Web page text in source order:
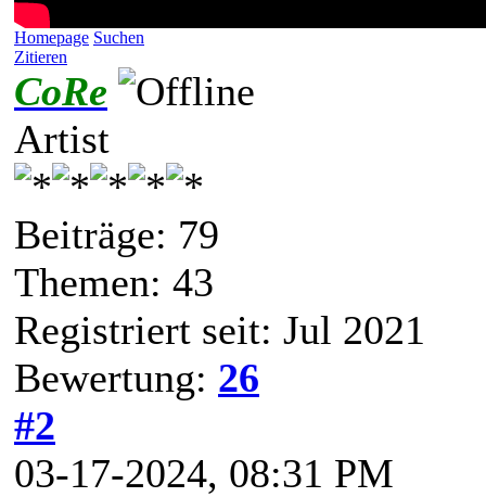
Homepage Suchen
Zitieren
CoRe
Artist
Beiträge: 79
Themen: 43
Registriert seit: Jul 2021
Bewertung: 26
#2
03-17-2024, 08:31 PM